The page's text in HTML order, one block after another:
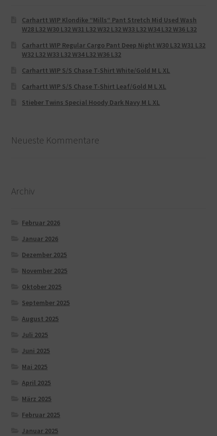
Carhartt WIP Klondike “Mills“ Pant Stretch Mid Used Wash
W28 L32 W30 L32 W31 L32 W32 L32 W33 L32 W34 L32 W36 L32
Carhartt WIP Regular Cargo Pant Deep Night W30 L32 W31 L32
W32 L32 W33 L32 W34 L32 W36 L32
Carhartt WIP S/S Chase T-Shirt White/Gold M L XL
Carhartt WIP S/S Chase T-Shirt Leaf/Gold M L XL
Stieber Twins Special Hoody Dark Navy M L XL
Neueste Kommentare
Archiv
Februar 2026
Januar 2026
Dezember 2025
November 2025
Oktober 2025
September 2025
August 2025
Juli 2025
Juni 2025
Mai 2025
April 2025
März 2025
Februar 2025
Januar 2025